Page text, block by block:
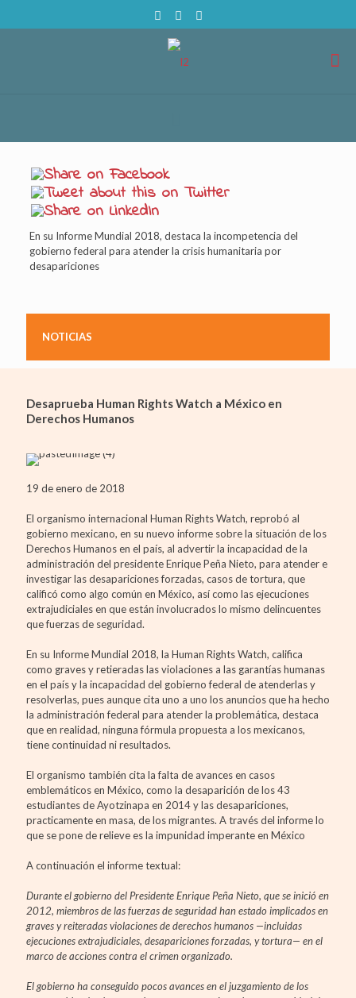
En su Informe Mundial 2018, destaca la incompetencia del
gobierno federal para atender la crisis humanitaria por
desapariciones
NOTICIAS
Desaprueba Human Rights Watch a México en
Derechos Humanos
19 de enero de 2018
El organismo internacional Human Rights Watch, reprobó al
gobierno mexicano, en su nuevo informe sobre la situación de los
Derechos Humanos en el país, al advertir la incapacidad de la
administración del presidente Enrique Peña Nieto, para atender e
investigar las desapariciones forzadas, casos de tortura, que
calificó como algo común en México, así como las ejecuciones
extrajudiciales en que están involucrados lo mismo delincuentes
que fuerzas de seguridad.
En su Informe Mundial 2018, la Human Rights Watch, califica
como graves y retieradas las violaciones a las garantías humanas
en el país y la incapacidad del gobierno federal de atenderlas y
resolverlas, pues aunque cita uno a uno los anuncios que ha hecho
la administración federal para atender la problemática, destaca
que en realidad, ninguna fórmula propuesta a los mexicanos,
tiene continuidad ni resultados.
El organismo también cita la falta de avances en casos
emblemáticos en México, como la desaparición de los 43
estudiantes de Ayotzinapa en 2014 y las desapariciones,
practicamente en masa, de los migrantes. A través del informe lo
que se pone de relieve es la impunidad imperante en México
A continuación el informe textual:
Durante el gobierno del Presidente Enrique Peña Nieto, que se inició en
2012, miembros de las fuerzas de seguridad han estado implicados en
graves y reiteradas violaciones de derechos humanos —incluidas
ejecuciones extrajudiciales, desapariciones forzadas, y tortura— en el
marco de acciones contra el crimen organizado.
El gobierno ha conseguido pocos avances en el juzgamiento de los